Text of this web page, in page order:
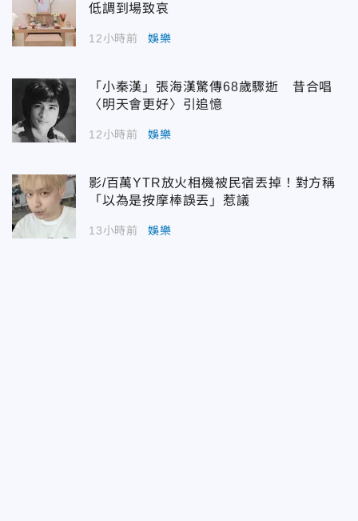
低調到場致哀
12小時前 娛樂
「小秦漢」張海漢驚傳68歲驟逝 昔合唱
〈明天會更好〉引追憶
12小時前 娛樂
影/百萬YTR放火相機被民宿丟掉！對方稱
「以為是按摩棒誤丟」惹議
13小時前 娛樂